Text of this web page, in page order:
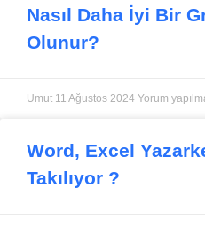
Nasıl Daha İyi Bir
Olunur?
Umut 11 Ağustos 2024 Yorum
Word, Excel
Takılıyor ?